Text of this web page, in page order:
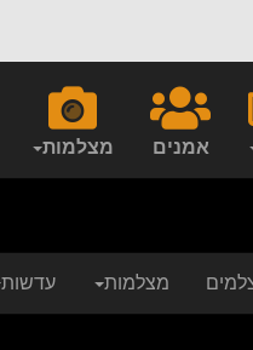
מצלמות אמנים
עדשות מצלמות